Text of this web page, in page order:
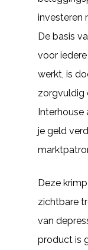
investeren
De basis
voor
werkt, is
zorgvuldig
Interhouse
je geld
Deze
zichtbare
van
product is